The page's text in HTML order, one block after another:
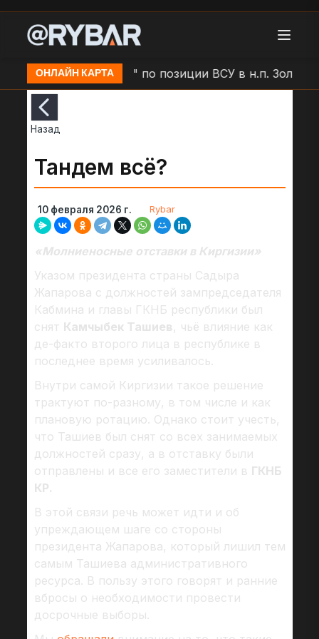
ОНЛАЙН КАРТА
Удар БЛА "Молния" по позиции ВСУ в н.п. Золочев
Назад
Тандем всё?
10 февраля 2026 г. Rybar
«Молниеносные отставки в Киргизии»
Указом президента страны Садыра
Жапарова с должностей зампредседателя
Кабмина и главы ГКНБ республики был
снят Камчыбек Ташиев, чьё влияние как
де-факто второго лица в республике в
последнее время усиливалось.
Внутри самой Киргизии такое решение
трактуют по-разному, в том числе и как
плановую ротацию. Однако стоит учесть,
что Ташиев был снят со всех занимаемых
должностей сразу, а в отставку были
отправлены и все его заместители в ГКНБ
КР.
В этой связи речь может идти и об
упреждающем шаге со стороны
президента Жапарова, который лишил тем
самым Ташиева административного
ресурса. В пользу этого говорят и ранние
вбросы о необходимости провести
досрочные выборы.